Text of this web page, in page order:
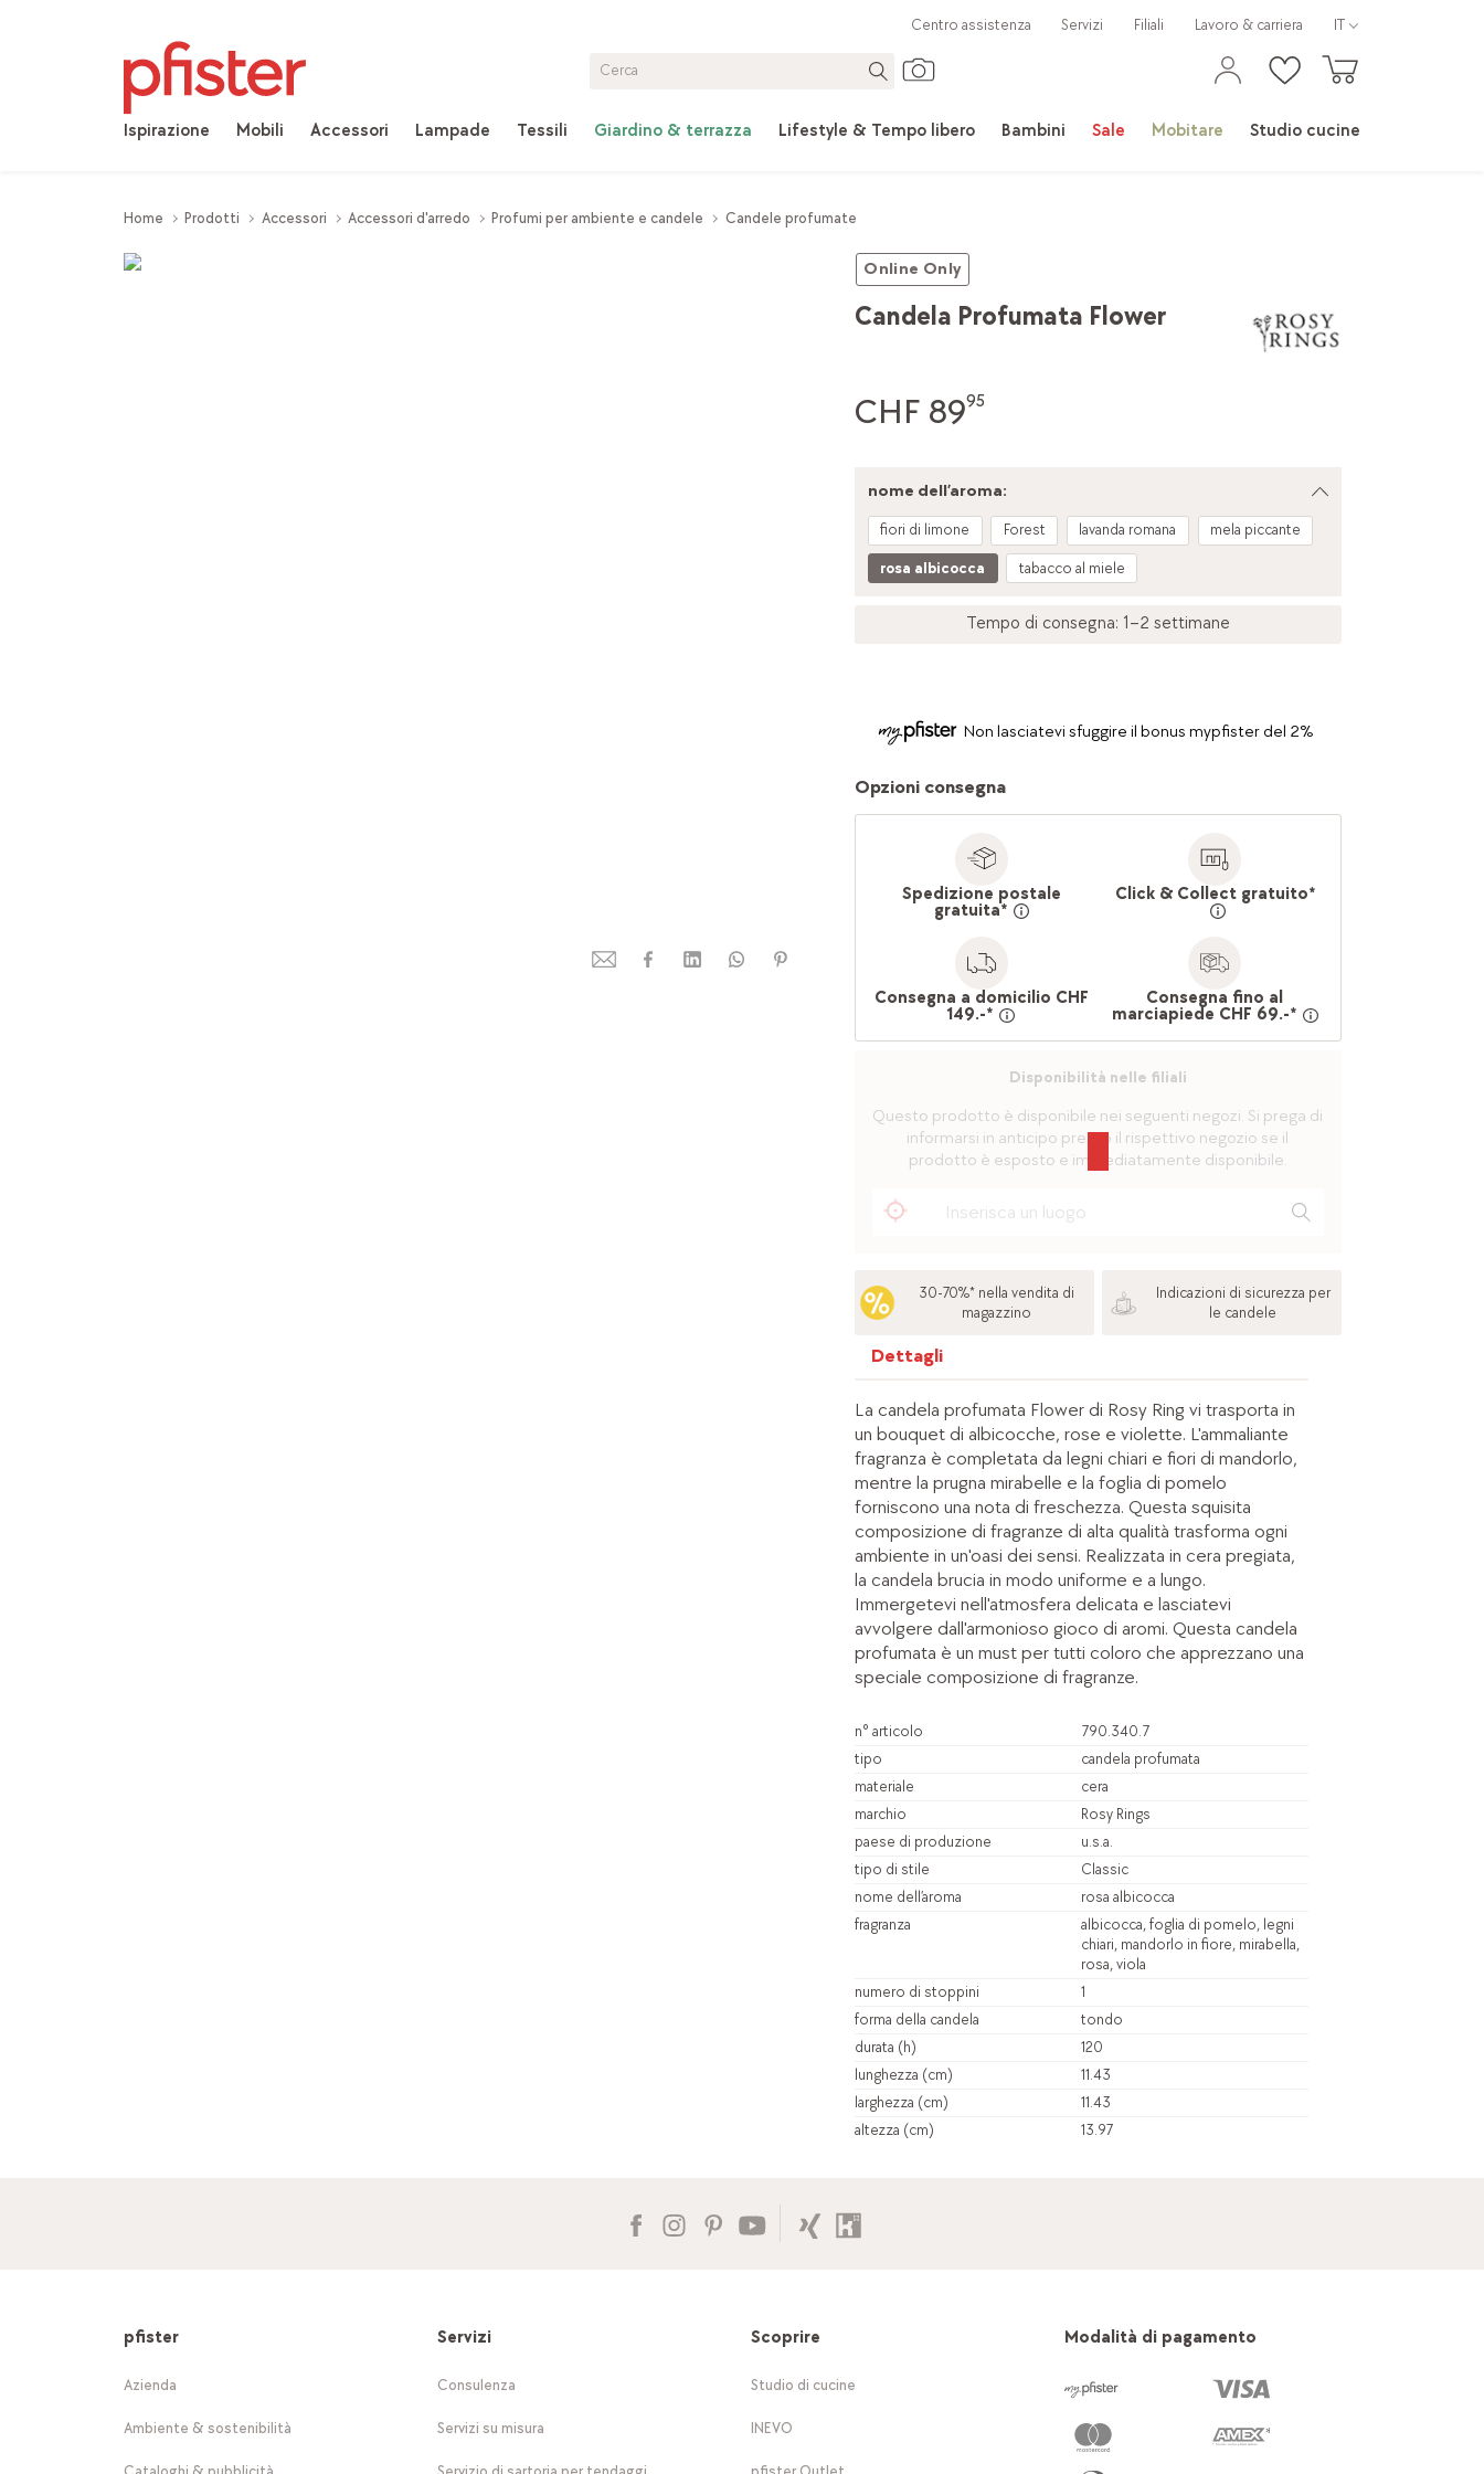
Ispirazione Mobili Accessori Lampade Tessili Giardino & terrazza Lifestyle & Tempo libero Bambini Sale Mobitare Studio cucine
Centro assistenza Servizi Filiali Lavoro & carriera IT
Home Prodotti Accessori Accessori d'arredo Profumi per ambiente e candele Candele profumate
Online Only
Candela Profumata Flower
CHF 8995
nome dell’aroma:
fiori di limone Forest lavanda romana mela piccante
rosa albicocca tabacco al miele
Tempo di consegna: 1–2 settimane
Non lasciatevi sfuggire il bonus mypfister del 2%
Opzioni consegna
Spedizione postale
gratuita*
Click & Collect gratuito*
Consegna a domicilio CHF
149.-*
Consegna fino al
marciapiede CHF 69.-*
Disponibilità nelle filiali
Questo prodotto è disponibile nei seguenti negozi. Si prega di
informarsi in anticipo presso il rispettivo negozio se il
prodotto è esposto e immediatamente disponibile.
30-70%* nella vendita di
magazzino
Indicazioni di sicurezza per
le candele
Dettagli
La candela profumata Flower di Rosy Ring vi trasporta in
un bouquet di albicocche, rose e violette. L'ammaliante
fragranza è completata da legni chiari e fiori di mandorlo,
mentre la prugna mirabelle e la foglia di pomelo
forniscono una nota di freschezza. Questa squisita
composizione di fragranze di alta qualità trasforma ogni
ambiente in un'oasi dei sensi. Realizzata in cera pregiata,
la candela brucia in modo uniforme e a lungo.
Immergetevi nell'atmosfera delicata e lasciatevi
avvolgere dall'armonioso gioco di aromi. Questa candela
profumata è un must per tutti coloro che apprezzano una
speciale composizione di fragranze.
n° articolo
790.340.7
tipo
candela profumata
materiale
cera
marchio
Rosy Rings
paese di produzione
u.s.a.
tipo di stile
Classic
nome dell’aroma
rosa albicocca
fragranza
albicocca, foglia di pomelo, legni
chiari, mandorlo in fiore, mirabella,
rosa, viola
numero di stoppini
1
forma della candela
tondo
durata (h)
120
lunghezza (cm)
11.43
larghezza (cm)
11.43
altezza (cm)
13.97
pfister
Azienda
Ambiente & sostenibilità
Servizi
Consulenza
Servizi su misura
Scoprire
Studio di cucine
INEVO
Modalità di pagamento